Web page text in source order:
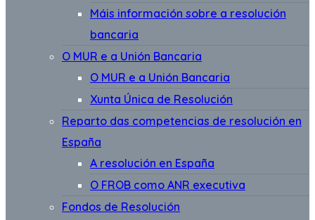
Máis información sobre a resolución
bancaria
O MUR e a Unión Bancaria
O MUR e a Unión Bancaria
Xunta Única de Resolución
Reparto das competencias de resolución en
España
A resolución en España
O FROB como ANR executiva
Fondos de Resolución